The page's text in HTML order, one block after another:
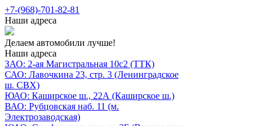
+7-(968)-701-82-81
Наши адреса
Делаем автомобили лучше!
Наши адреса
ЗАО: 2-ая Магистральная 10с2 (ТТК)
САО: Лавочкина 23, стр. 3 (Ленинградское
ш. СВХ)
ЮАО: Каширское ш., 22А (Каширское ш.)
ВАО: Рубцовская наб. 11 (м.
Электрозаводская)